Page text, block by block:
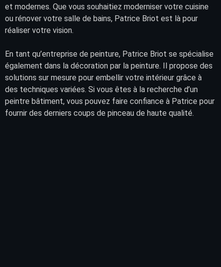
et modernes. Que vous souhaitiez moderniser votre cuisine
ou rénover votre salle de bains, Patrice Briot est là pour
réaliser votre vision.
En tant qu’entreprise de peinture, Patrice Briot se spécialise
également dans la décoration par la peinture. Il propose des
solutions sur mesure pour embellir votre intérieur grâce à
des techniques variées. Si vous êtes à la recherche d’un
peintre bâtiment, vous pouvez faire confiance à Patrice pour
fournir des derniers coups de pinceau de haute qualité.